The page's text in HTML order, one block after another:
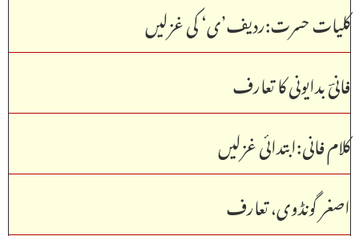
کلیات حسرت:ردیف’ی‘ کی غزلیں
فانیؔ بدایونی کا تعارف
کلام فانی:ابتدائی غزلیں
اصغر گونڈوی، تعارف